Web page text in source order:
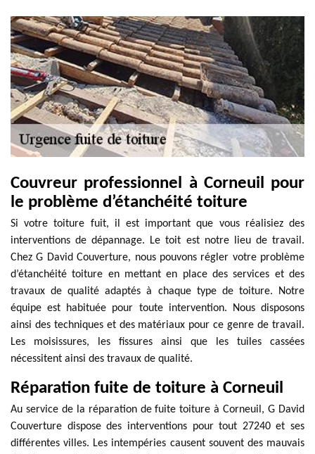
Couvreur professionnel à Corneuil pour
le problème d’étanchéité toiture
Si votre toiture fuit, il est important que vous réalisiez des
interventions de dépannage. Le toit est notre lieu de travail.
Chez G David Couverture, nous pouvons régler votre problème
d’étanchéité toiture en mettant en place des services et des
travaux de qualité adaptés à chaque type de toiture. Notre
équipe est habituée pour toute intervention. Nous disposons
ainsi des techniques et des matériaux pour ce genre de travail.
Les moisissures, les fissures ainsi que les tuiles cassées
nécessitent ainsi des travaux de qualité.
Réparation fuite de toiture à Corneuil
Au service de la réparation de fuite toiture à Corneuil, G David
Couverture dispose des interventions pour tout 27240 et ses
différentes villes. Les intempéries causent souvent des mauvais